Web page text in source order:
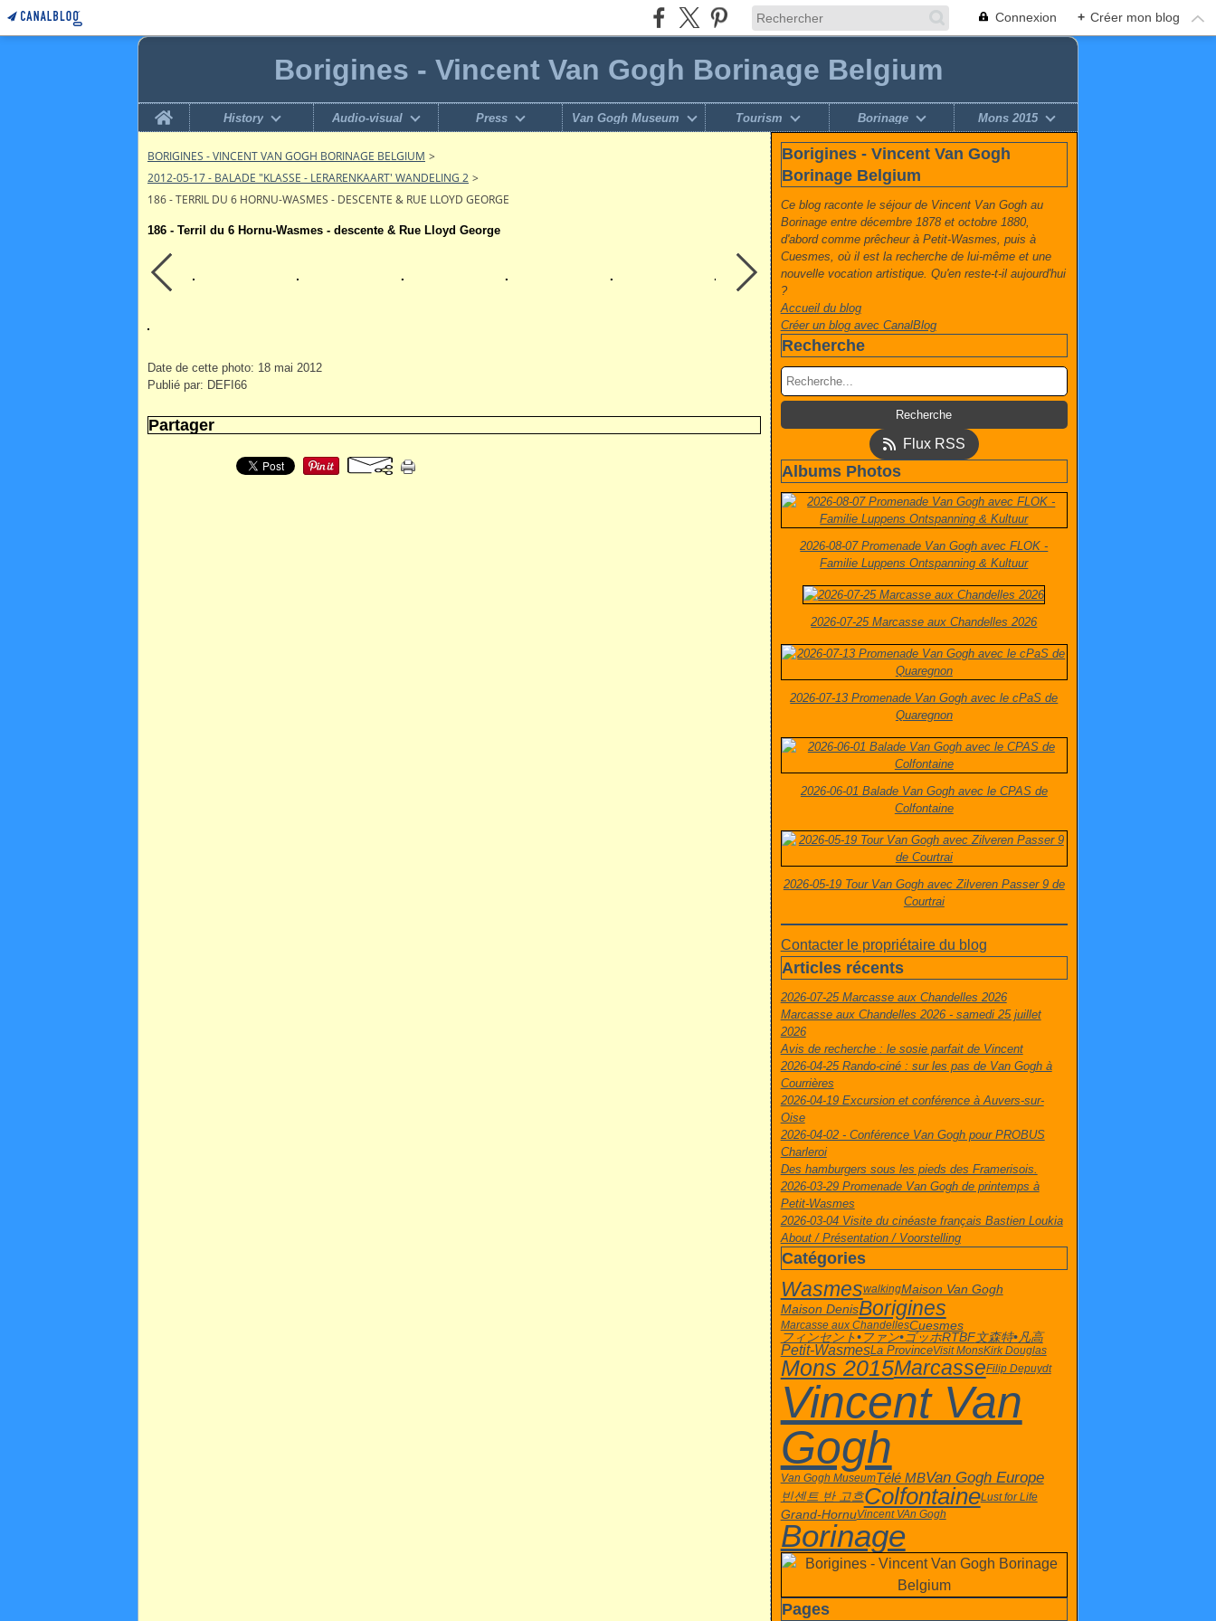
Connexion + Créer mon blog
Borigines - Vincent Van Gogh Borinage Belgium
Home
History Audio-visual Press Van Gogh Museum Tourism Borinage Mons 2015
BORIGINES - VINCENT VAN GOGH BORINAGE BELGIUM >
2012-05-17 - BALADE "KLASSE - LERARENKAART' WANDELING 2 >
186 - TERRIL DU 6 HORNU-WASMES - DESCENTE & RUE LLOYD GEORGE
186 - Terril du 6 Hornu-Wasmes - descente & Rue Lloyd George
Date de cette photo: 18 mai 2012
Publié par: DEFI66
Partager
Borigines - Vincent Van Gogh
Borinage Belgium
Ce blog raconte le séjour de Vincent Van Gogh au
Borinage entre décembre 1878 et octobre 1880,
d'abord comme prêcheur à Petit-Wasmes, puis à
Cuesmes, où il est la recherche de lui-même et une
nouvelle vocation artistique. Qu'en reste-t-il aujourd'hui
?
Accueil du blog
Créer un blog avec CanalBlog
Recherche
Flux RSS
Albums Photos
2026-08-07 Promenade Van Gogh avec FLOK -
Familie Luppens Ontspanning & Kultuur
2026-07-25 Marcasse aux Chandelles 2026
2026-07-13 Promenade Van Gogh avec le cPaS de
Quaregnon
2026-06-01 Balade Van Gogh avec le CPAS de
Colfontaine
2026-05-19 Tour Van Gogh avec Zilveren Passer 9 de
Courtrai
Contacter le propriétaire du blog
Articles récents
2026-07-25 Marcasse aux Chandelles 2026
Marcasse aux Chandelles 2026 - samedi 25 juillet
2026
Avis de recherche : le sosie parfait de Vincent
2026-04-25 Rando-ciné : sur les pas de Van Gogh à
Courrières
2026-04-19 Excursion et conférence à Auvers-sur-
Oise
2026-04-02 - Conférence Van Gogh pour PROBUS
Charleroi
Des hamburgers sous les pieds des Framerisois.
2026-03-29 Promenade Van Gogh de printemps à
Petit-Wasmes
2026-03-04 Visite du cinéaste français Bastien Loukia
About / Présentation / Voorstelling
Catégories
WasmeswalkingMaison Van Gogh
Maison DenisBorigines
Marcasse aux ChandellesCuesmes
フィンセント•ファン•ゴッホRTBF文森特•凡高
Petit-WasmesLa ProvinceVisit MonsKirk Douglas
Mons 2015MarcasseFilip Depuydt
Vincent Van
Gogh
Van Gogh MuseumTélé MBVan Gogh Europe
빈센트 반 고흐ColfontaineLust for Life
Grand-HornuVincent VAn Gogh
Borinage
Pages